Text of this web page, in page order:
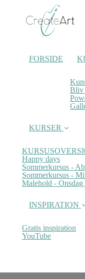
FORSIDE
Bliv
KURSER
Happy days
Sommerkursus -
Sommerkursus -
Malehold - Onsdag
INSPIRATION
Gratis inspiration
YouTube